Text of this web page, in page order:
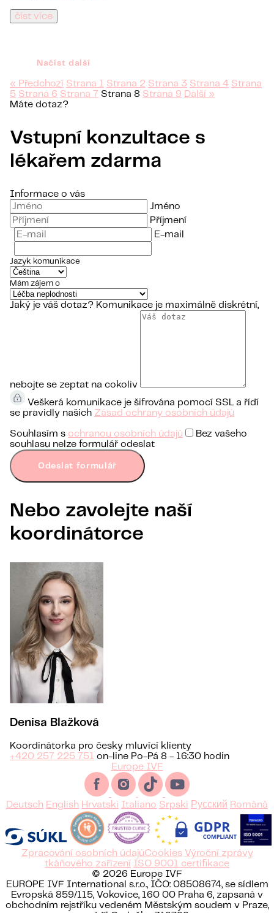
číst více
Načíst další
« Předchozí Strana 1 Strana 2 Strana 3 Strana 4 Strana
5 Strana 6 Strana 7 Strana 8 Strana 9 Další »
Máte dotaz?
Vstupní konzultace s
lékařem zdarma
Informace o vás
Jméno
Příjmení
E-mail
Jazyk komunikace
Mám zájem o
Jaký je váš dotaz? Komunikace je maximálně diskrétní,
nebojte se zeptat na cokoliv
Veškerá komunikace je šifrována pomocí SSL a řídí
se pravidly našich Zásad ochrany osobních údajů
Souhlasím s ochranou osobních údajů
Bez vašeho
souhlasu nelze formulář odeslat
Odeslat formulář
Nebo zavolejte naší
koordinátorce
Denisa Blažková
Koordinátorka pro česky mluvící klienty
+420 257 225 751
on-line Po-Pá 8 - 16:30 hodin
Europe IVF
Deutsch English Hrvatski Italiano Srpski Русский Română
Zpracování osobních údajůCookies Výroční zprávy
tkáňového zařízení
ISO 9001 certifikace
© 2026 Europe IVF
EUROPE IVF International s.r.o., IČO: 08508674, se sídlem
Evropská 859/115, Vokovice, 160 00 Praha 6, zapsaná v
obchodním rejstříku vedeném Městským soudem v Praze,